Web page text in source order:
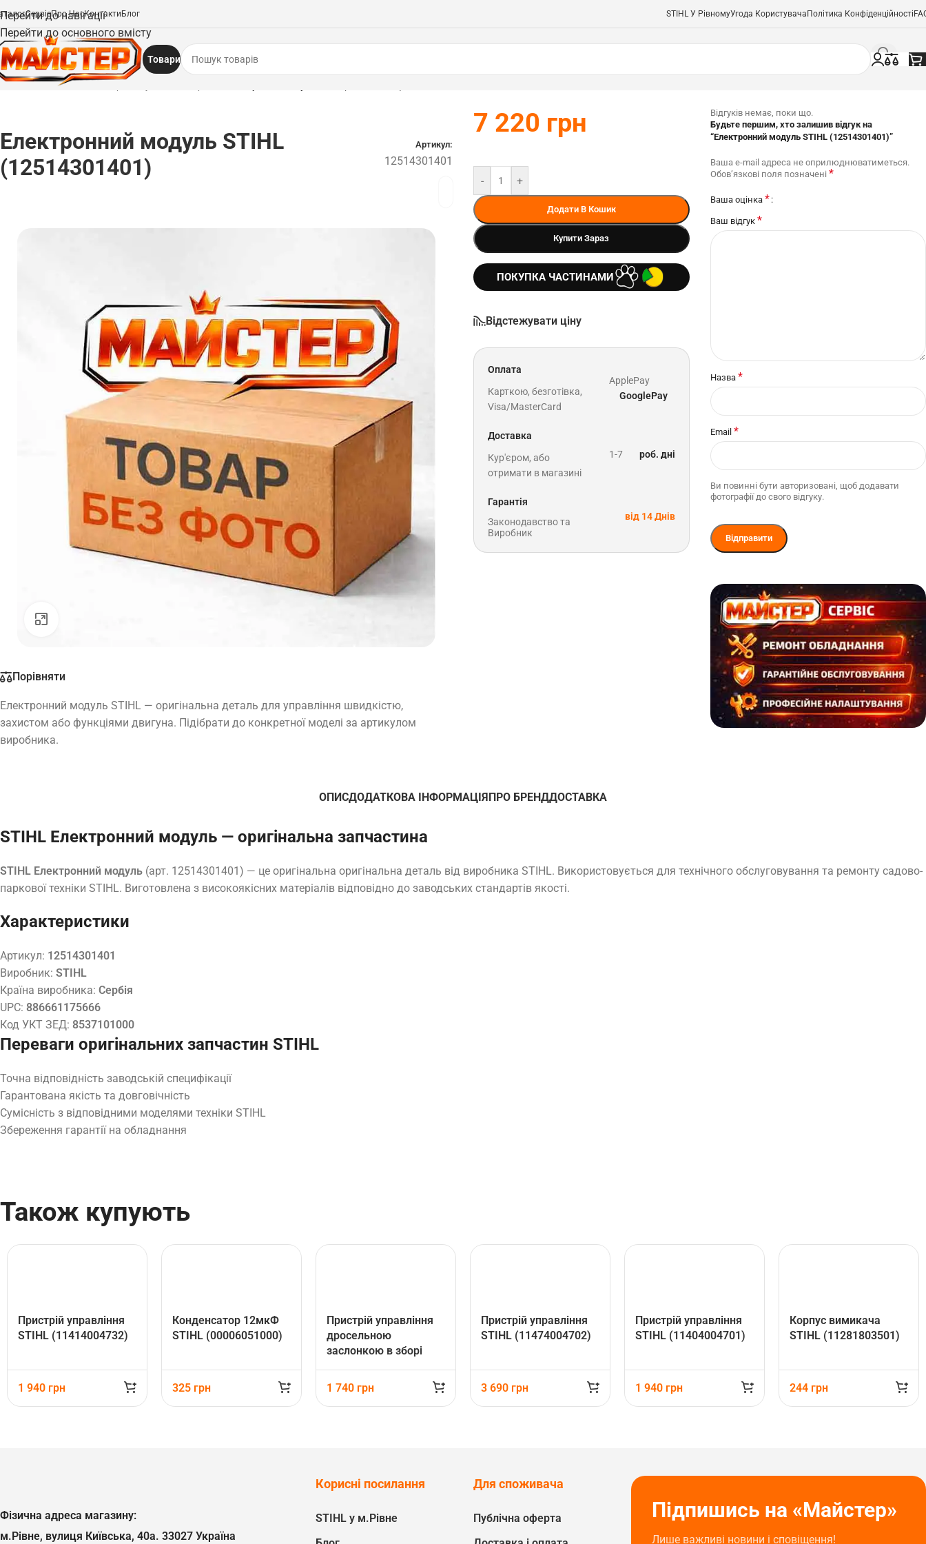
Перейти до навігації
Перейти до основного вмісту
СервісПро НасКонтакти Блог STIHL У РівномуУгода Користувача Політика Конфіденційності
Товари
Запчастини
Електронний модуль STIHL
(12514301401)
Артикул:
12514301401
Порівняти
Електронний модуль STIHL — оригінальна деталь для управління швидкістю,
захистом або функціями двигуна. Підібрати до конкретної моделі за артикулом
виробника.
7 220 грн
- +
Додати В Кошик
Купити Зараз
ПОКУПКА ЧАСТИНАМИ
Відстежувати ціну
Оплата
Карткою, безготівка,
Visa/MasterCard
ApplePay
GooglePay
Доставка
Кур'єром, або
отримати в магазині
1-7 роб. дні
Гарантія
Законодавство та
Виробник
від 14 Днів
Відгуків немає, поки що.
Будьте першим, хто залишив відгук на
“Електронний модуль STIHL (12514301401)”
Ваша e-mail адреса не оприлюднюватиметься.
Обов’язкові поля позначені *
Ваша оцінка *
Ваш відгук *
Назва *
Email *
Ви повинні бути авторизовані, щоб додавати
фотографії до свого відгуку.
ОПИСДОДАТКОВА ІНФОРМАЦІЯПРО БРЕНДДОСТАВКА
STIHL Електронний модуль — оригінальна запчастина
STIHL Електронний модуль (арт. 12514301401) — це оригінальна оригінальна деталь від виробника STIHL. Використовується для технічного обслуговування та ремонту садово-
паркової техніки STIHL. Виготовлена з високоякісних матеріалів відповідно до заводських стандартів якості.
Характеристики
Артикул: 12514301401
Виробник: STIHL
Країна виробника: Сербія
UPC: 886661175666
Код УКТ ЗЕД: 8537101000
Переваги оригінальних запчастин STIHL
Точна відповідність заводській специфікації
Гарантована якість та довговічність
Сумісність з відповідними моделями техніки STIHL
Збереження гарантії на обладнання
Також купують
Пристрій управління
STIHL (11414004732)
1 940 грн
Конденсатор 12мкФ
STIHL (00006051000)
325 грн
Пристрій управління
дросельною
заслонкою в зборі
1 740 грн
Пристрій управління
STIHL (11474004702)
3 690 грн
Пристрій управління
STIHL (11404004701)
1 940 грн
Корпус вимикача
STIHL (11281803501)
244 грн
Фізична адреса магазину:
м.Рівне, вулиця Київська, 40а. 33027 Україна
Корисні посилання
STIHL у м.Рівне
Для споживача
Публічна оферта
Підпишись на «Майстер»
Лише важливі новини і сповіщення!